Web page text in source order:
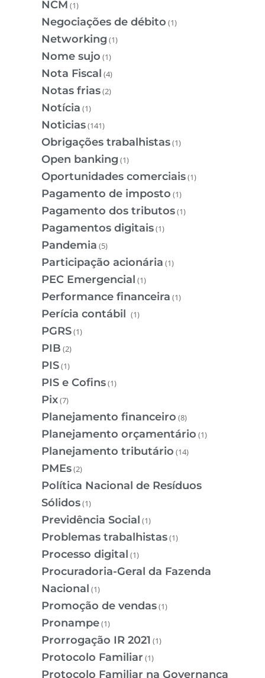
NCM (1)
Negociações de débito (1)
Networking (1)
Nome sujo (1)
Nota Fiscal (4)
Notas frias(2)
Notícia (1)
Noticias(141)
Obrigações trabalhistas(1)
Open banking (1)
Oportunidades comerciais(1)
Pagamento de imposto (1)
Pagamento dos tributos(1)
Pagamentos digitais(1)
Pandemia (5)
Participação acionária (1)
PEC Emergencial (1)
Performance financeira (1)
Perícia contábil (1)
PGRS(1)
PIB (2)
PIS(1)
PIS e Cofins(1)
Pix(7)
Planejamento financeiro (8)
Planejamento orçamentário (1)
Planejamento tributário (14)
PMEs(2)
Política Nacional de Resíduos
Sólidos(1)
Previdência Social (1)
Problemas trabalhistas(1)
Processo digital (1)
Procuradoria-Geral da Fazenda
Nacional (1)
Promoção de vendas(1)
Pronampe(1)
Prorrogação IR 2021 (1)
Protocolo Familiar (1)
Protocolo Familiar na Governança